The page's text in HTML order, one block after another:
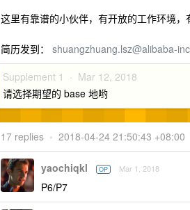
这里有靠谱的小伙伴，有开放的工作环境，
简历发到： shuangzhuang.lsz@alibaba-
Supplement 1 · Mar 12, 2018
请选择期望的 base 地哟
17 replies • 2018-04-24 21:50:43 +08:00
yaochiqkl OP Mar 1, 2018
P6/P7